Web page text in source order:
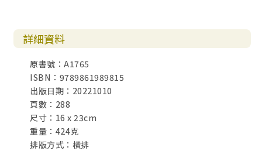
（intertextuality）的爬梳與
掌握，精準而厚實，叫人難以
抗拒。
個童年創傷。在七歲時，有一
學指著她說：「你，猶太人，
詳細資料
原書號：A1765
ISBN：9789861989815
出版日期：20221010
頁數：288
尺寸：16 x 23cm
重量：424克
排版方式：橫排